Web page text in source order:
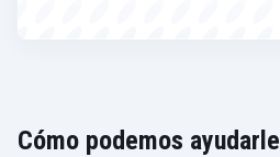
Cómo podemos ayudarle